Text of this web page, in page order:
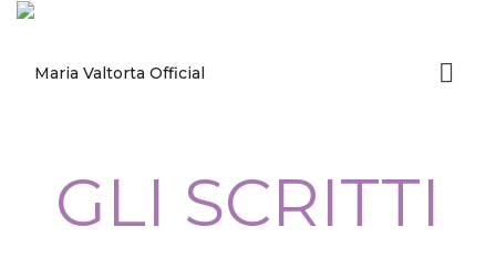
GLI SCRITTI